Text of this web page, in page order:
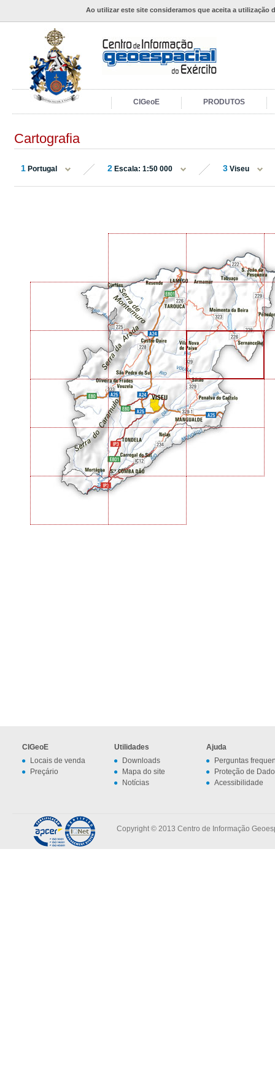
Ao utilizar este site consideramos que aceita a utilização
CIGeoE PRODUTOS
Cartografia
1 Portugal 2 Escala: 1:50 000 3 Viseu
CIGeoE
Locais de venda
Preçário
Utilidades
Downloads
Mapa do site
Notícias
Ajuda
Perguntas
Proteção de
Acessibilidade
Copyright © 2013 Centro de Informação